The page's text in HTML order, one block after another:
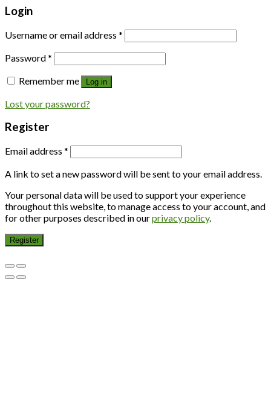
Login
Username or email address *
Password*
Remember me
Log in
Lost your password?
Register
Email address *
A link to set a new password will be sent to your email address.
Your personal data will be used to support your experience
throughout this website, to manage access to your account, and
for other purposes described in ourprivacy policy.
Register